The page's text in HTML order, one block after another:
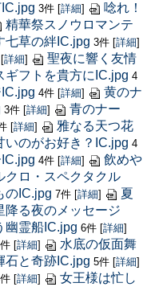
3件 [詳細]
唸れ！
精華祭スノウロマンテ
七草の絆IC.jpg 3件 [詳細]
[詳細]
聖夜に響く友情
ギフトを貴方にIC.jpg 4
4件 [詳細]
黄のナ
3件 [詳細]
青のナー
[詳細]
雅なる天つ花
いのがお好き？IC.jpg 4
4件 [詳細]
飲めや
クロ・スペクタクル
のIC.jpg 7件 [詳細]
夏
降る夜のメッセージ
幽霊船IC.jpg 6件 [詳細]
[詳細]
水底の仮面舞
石と奇跡IC.jpg 5件 [詳細]
[詳細]
女王様は忙し